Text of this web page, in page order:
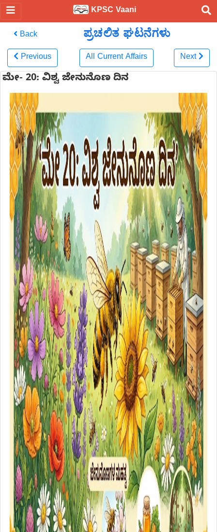
KPSC Vaani
Back ಪ್ರಚಲಿತ ಘಟನೆಗಳು
Previous All Current Affairs Next
ಮೇ- 20: ವಿಶ್ವ ಜೇನುನೊಣ ದಿನ